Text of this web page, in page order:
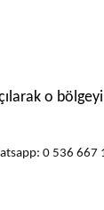
o
0 536 667